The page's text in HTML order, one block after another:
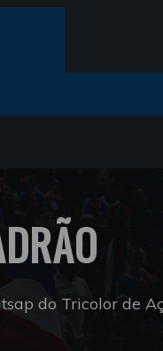
do Tricolor de